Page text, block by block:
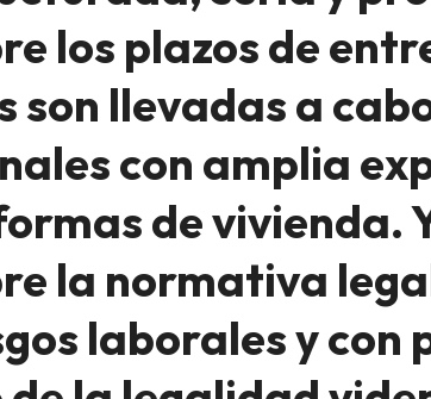
los plazos de
son llevadas a
con amplia
de vivienda.
la normativa
laborales y con